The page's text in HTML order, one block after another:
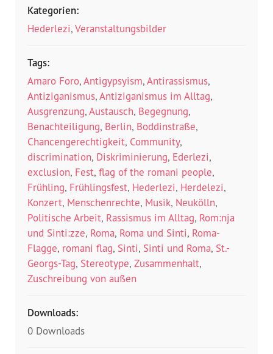
Kategorien:
Hederlezi,Veranstaltungsbilder
Tags:
Amaro Foro,Antigypsyism,Antirassismus,
Antiziganismus,Antiziganismus im Alltag,
Ausgrenzung,Austausch, Begegnung,
Benachteiligung, Berlin, Boddinstraße,
Chancengerechtigkeit, Community,
discrimination, Diskriminierung, Ederlezi,
exclusion, Fest, flag of the romani people,
Frühling, Frühlingsfest, Hederlezi, Herdelezi,
Konzert, Menschenrechte, Musik, Neukölln,
Politische Arbeit, Rassismus im Alltag, Rom:nja
und Sinti:zze, Roma, Roma und Sinti, Roma-
Flagge, romani flag, Sinti, Sinti und Roma, St.-
Georgs-Tag, Stereotype, Zusammenhalt,
Zuschreibung von außen
Downloads:
0 Downloads